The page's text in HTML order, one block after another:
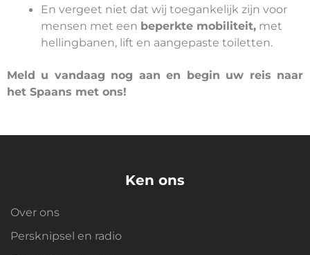
En vergeet niet dat wij toegankelijk zijn voor
mensen met een beperkte mobiliteit, met
hellingbanen, lift en aangepaste toiletten.
Meld u vandaag nog aan en begin uw reis naar
het Spaans met ons!
Ken ons
Over ons
Persknipsel en radio